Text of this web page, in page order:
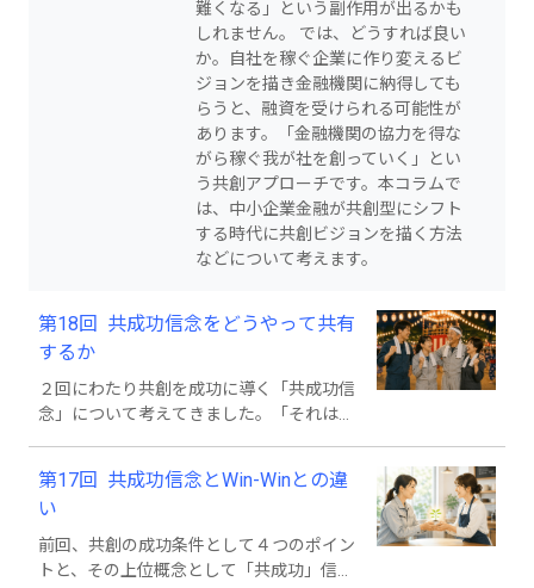
難くなる」という副作用が出るかも
しれません。 では、どうすれば良い
か。自社を稼ぐ企業に作り変えるビ
ジョンを描き金融機関に納得しても
らうと、融資を受けられる可能性が
あります。「金融機関の協力を得な
がら稼ぐ我が社を創っていく」とい
う共創アプローチです。本コラムで
は、中小企業金融が共創型にシフト
する時代に共創ビジョンを描く方法
などについて考えます。
第18回 共成功信念をどうやって共有
するか
２回にわたり共創を成功に導く「共成功信
念」について考えてきました。「それは尊
けだ。」その通りだと思います。今回は、
共成功信念をどうやって共有するかについ
て考えます。
第17回 共成功信念とWin-Winとの違
い
前回、共創の成功条件として４つのポイン
トと、その上位概念として「共成功」信念